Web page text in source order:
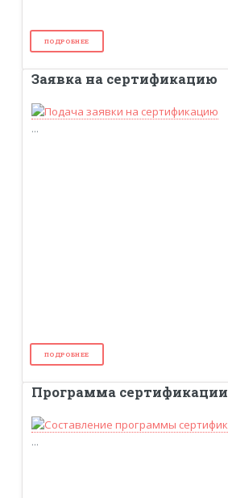
ПОДРОБНЕЕ
Заявка на сертификацию
...
ПОДРОБНЕЕ
Программа сертификации
...